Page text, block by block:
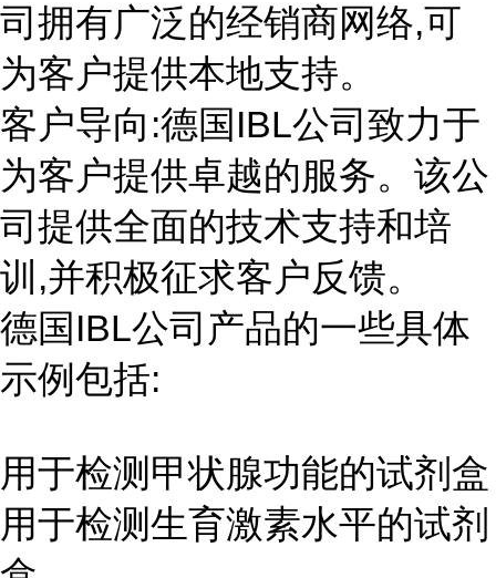
司拥有广泛的经销商网络,可
为客户提供本地支持。
客户导向:德国IBL公司致力于
为客户提供卓越的服务。该公
司提供全面的技术支持和培
训,并积极征求客户反馈。
德国IBL公司产品的一些具体
示例包括:
用于检测甲状腺功能的试剂盒
用于检测生育激素水平的试剂